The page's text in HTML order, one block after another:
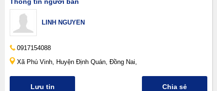
LINH NGUYEN
0917154088
Xã Phú Vinh, Huyện Định Quán, Đồng Nai,
Lưu tin Chia sẻ